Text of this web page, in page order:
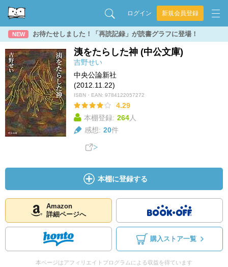
ログイン 新規会員登録
NEW お待たせしました！「再読記録」が読書グラフに登場！
洟をたらした神 (中公文庫)
吉野せい
中央公論新社
(2012.11.22)
ISBN・EAN: 9784122057272
4.29
本棚登録: 264人
感想: 20件
本棚に登録する
Amazon
詳細ページへ
購入ストア一覧
本ページはアフィリエイトプログラムによる収益を得ています